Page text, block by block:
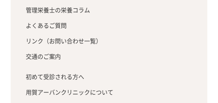
管理栄養士の栄養コラム
よくあるご質問
リンク（お問い合わせ一覧）
交通のご案内
初めて受診される方へ
用賀アーバンクリニックについて